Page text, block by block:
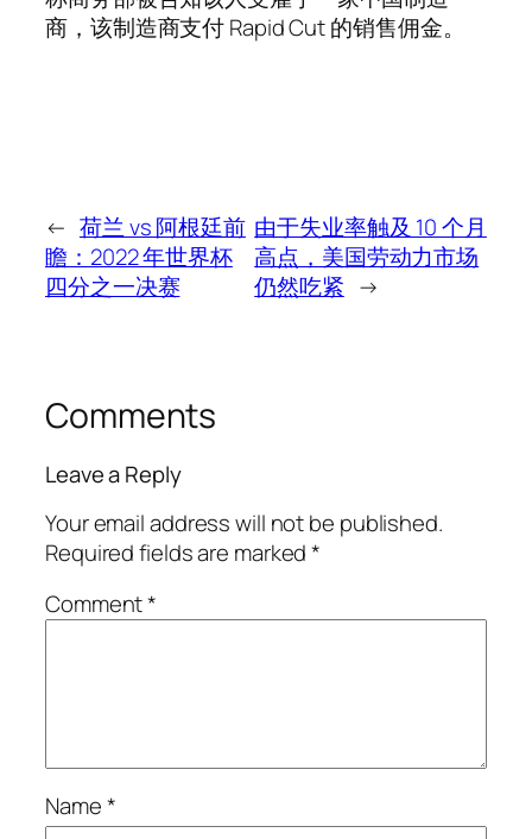
商，该制造商支付 Rapid Cut 的销售佣金。
← 荷兰 vs 阿根廷前
瞻：2022 年世界杯
四分之一决赛
由于失业率触及 10 个月
高点，美国劳动力市场
仍然吃紧 →
Comments
Leave a Reply
Your email address will not be published.
Required fields are marked*
Comment*
Name*